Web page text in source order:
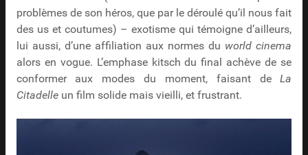
problèmes de son héros, que par le déroulé qu’il nous fait
des us et coutumes) – exotisme qui témoigne d’ailleurs,
lui aussi, d’une affiliation aux normes du world cinema
alors en vogue. L’emphase kitsch du final achève de se
conformer aux modes du moment, faisant deLa
Citadelleun film solide mais vieilli, et frustrant.